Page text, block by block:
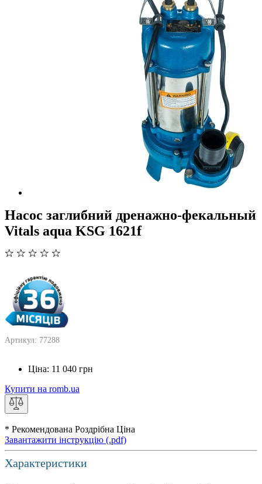
Насос заглибний дренажно-фекальный
Vitals aqua KSG 1621f
Артикул: 77288
Ціна: 11 040 грн
Купити на romb.ua
* Рекомендована Роздрібна Ціна
Завантажити інструкцію (.pdf)
Характеристики